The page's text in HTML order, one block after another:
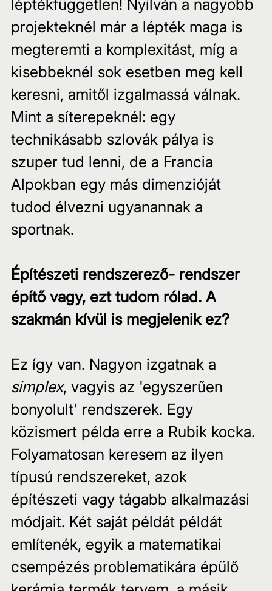
léptékfüggetlen! Nyilván a nagyobb
projekteknél már a lépték maga is
megteremti a komplexitást, míg a
kisebbeknél sok esetben meg kell
keresni, amitől izgalmassá válnak.
Mint a síterepeknél: egy
technikásabb szlovák pálya is
szuper tud lenni, de a Francia
Alpokban egy más dimenzióját
tudod élvezni ugyanannak a
sportnak.
Építészeti rendszerező- rendszer
építő vagy, ezt tudom rólad. A
szakmán kívül is megjelenik ez?
Ez így van. Nagyon izgatnak a
simplex, vagyis az 'egyszerűen
bonyolult' rendszerek. Egy
közismert példa erre a Rubik kocka.
Folyamatosan keresem az ilyen
típusú rendszereket, azok
építészeti vagy tágabb alkalmazási
módjait. Két saját példát példát
említenék, egyik a matematikai
csempézés problematikára épülő